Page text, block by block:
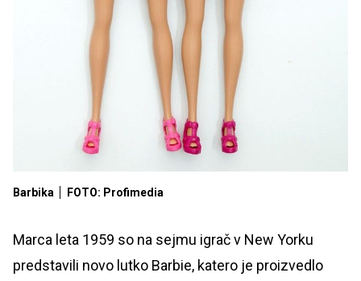
Barbika FOTO: Profimedia
Marca leta 1959 so na sejmu igrač v New Yorku
predstavili novo lutko Barbie, katero je proizvedlo